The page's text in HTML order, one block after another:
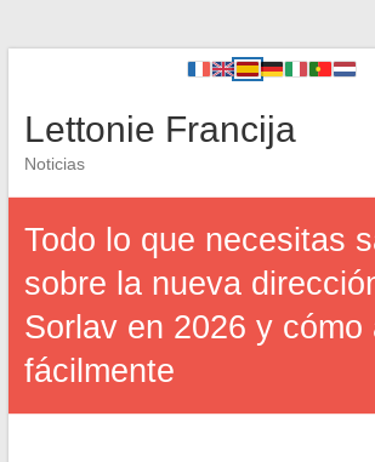
Lettonie Francija
Noticias
Todo lo que necesitas
sobre la nueva
Sorlav en 2026 y cómo
fácilmente